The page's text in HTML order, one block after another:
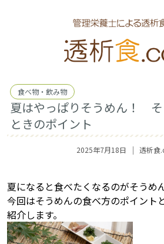
食べ物・飲み物
夏はやっぱりそうめん！ そ
ときのポイント
2025年7月18日 ｜ 透析
夏になると食べたくなるのがそうめ
今回はそうめんの食べ方のポイント
紹介します。